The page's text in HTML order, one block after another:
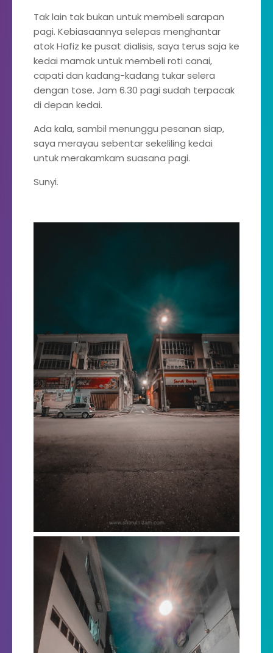
Tak lain tak bukan untuk membeli sarapan
pagi. Kebiasaannya selepas menghantar
atok Hafiz ke pusat dialisis, saya terus saja ke
kedai mamak untuk membeli roti canai,
capati dan kadang-kadang tukar selera
dengan tose. Jam 6.30 pagi sudah terpacak
di depan kedai.
Ada kala, sambil menunggu pesanan siap,
saya merayau sebentar sekeliling kedai
untuk merakamkam suasana pagi.
Sunyi.